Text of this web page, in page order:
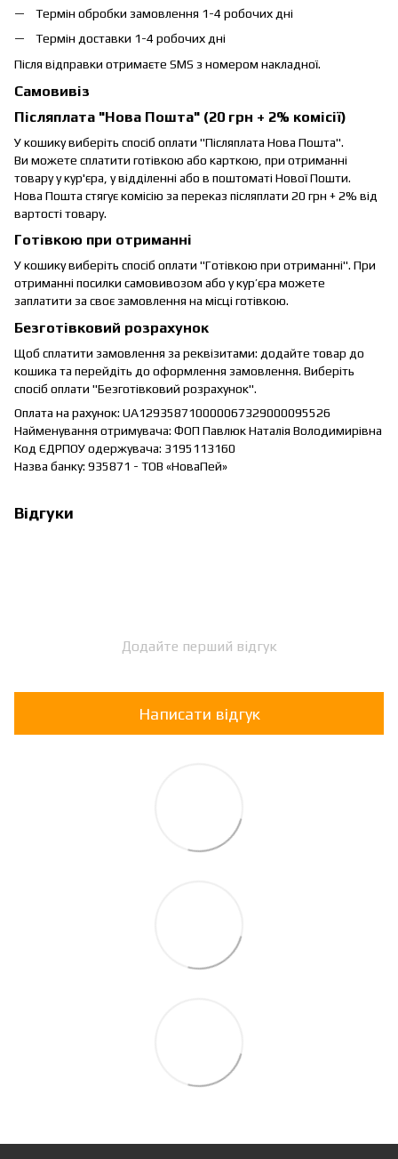
Термін обробки замовлення 1-4 робочих дні
Термін доставки 1-4 робочих дні
Після відправки отримаєте SMS з номером накладної.
Самовивіз
Післяплата "Нова Пошта" (20 грн + 2% комісії)
У кошику виберіть спосіб оплати "Післяплата Нова Пошта".
Ви можете сплатити готівкою або карткою, при отриманні
товару у кур'єра, у відділенні або в поштоматі Нової Пошти.
Нова Пошта стягує комісію за переказ післяплати 20 грн + 2% від
вартості товару.
Готівкою при отриманні
У кошику виберіть спосіб оплати "Готівкою при отриманні". При
отриманні посилки самовивозом або у кур’єра можете
заплатити за своє замовлення на місці готівкою.
Безготівковий розрахунок
Щоб сплатити замовлення за реквізитами: додайте товар до
кошика та перейдіть до оформлення замовлення. Виберіть
спосіб оплати "Безготівковий розрахунок".
Оплата на рахунок: UA129358710000067329000095526
Найменування отримувача: ФОП Павлюк Наталія Володимирівна
Код ЄДРПОУ одержувача: 3195113160
Назва банку: 935871 - ТОВ «НоваПей»
Відгуки
Додайте перший відгук
Написати відгук